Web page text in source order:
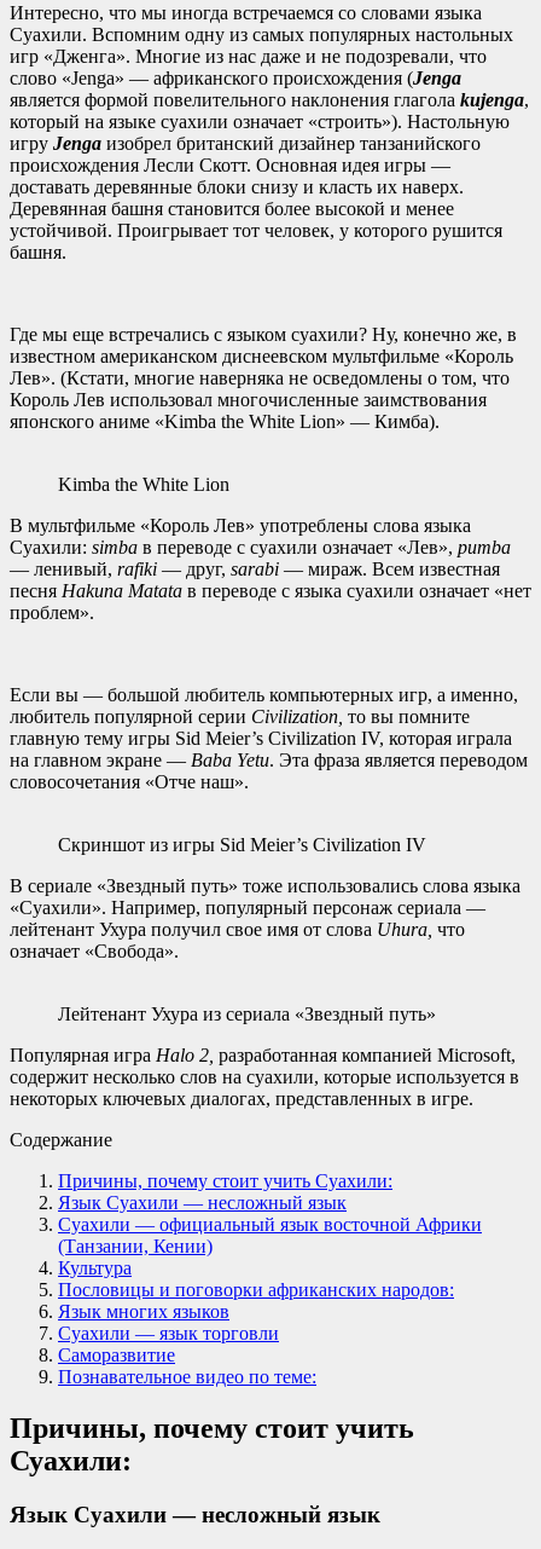
Интересно, что мы иногда встречаемся со словами языка
Суахили. Вспомним одну из самых популярных настольных
игр «Дженга». Многие из нас даже и не подозревали, что
слово «Jenga» — африканского происхождения (Jenga
является формой повелительного наклонения глагола kujenga,
который на языке суахили означает «строить»). Настольную
игру Jenga изобрел британский дизайнер танзанийского
происхождения Лесли Скотт. Основная идея игры —
доставать деревянные блоки снизу и класть их наверх.
Деревянная башня становится более высокой и менее
устойчивой. Проигрывает тот человек, у которого рушится
башня.
Где мы еще встречались с языком суахили? Ну, конечно же, в
известном американском диснеевском мультфильме «Король
Лев». (Кстати, многие наверняка не осведомлены о том, что
Король Лев использовал многочисленные заимствования
японского аниме «Kimba the White Lion» — Кимба).
Kimba the White Lion
В мультфильме «Король Лев» употреблены слова языка
Суахили: simba в переводе с суахили означает «Лев», pumba
— ленивый, rafiki — друг, sarabi — мираж. Всем известная
песня Hakuna Matata в переводе с языка суахили означает «нет
проблем».
Если вы — большой любитель компьютерных игр, а именно,
любитель популярной серии Civilization, то вы помните
главную тему игры Sid Meier’s Civilization IV, которая играла
на главном экране — Baba Yetu. Эта фраза является переводом
словосочетания «Отче наш».
Скриншот из игры Sid Meier’s Civilization IV
В сериале «Звездный путь» тоже использовались слова языка
«Суахили». Например, популярный персонаж сериала —
лейтенант Ухура получил свое имя от слова Uhura, что
означает «Свобода».
Лейтенант Ухура из сериала «Звездный путь»
Популярная игра Halo 2, разработанная компанией Microsoft,
содержит несколько слов на суахили, которые используется в
некоторых ключевых диалогах, представленных в игре.
Содержание
Причины, почему стоит учить Суахили:
Язык Суахили — несложный язык
Суахили — официальный язык восточной Африки
(Танзании, Кении)
Культура
Пословицы и поговорки африканских народов:
Язык многих языков
Суахили — язык торговли
Саморазвитие
Познавательное видео по теме:
Причины, почему стоит учить
Суахили:
Язык Суахили — несложный язык